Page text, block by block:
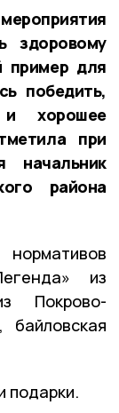
здоровому
пример для
победить,
и хорошее
при
начальник
района
из
Покрово-
подарки.